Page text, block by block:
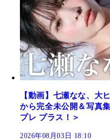
【動画】七瀬なな、大
から完全未公開＆写真
プレ プラス！＞
2026年08月03日 18:10